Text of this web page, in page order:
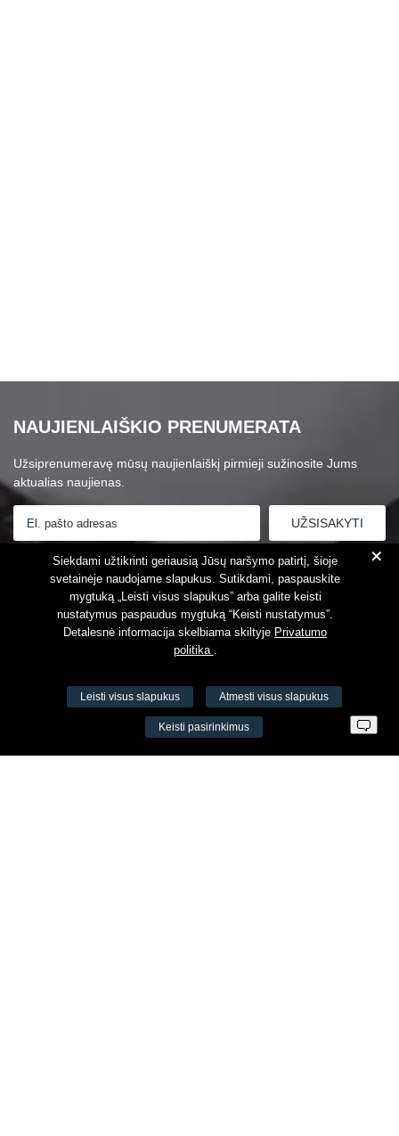
NAUJIENLAIŠKIO PRENUMERATA
Užsiprenumeravę mūsų naujienlaiškį pirmieji sužinosite Jums
aktualias naujienas.
Susipažinau suPrivatumo politika
VŠĮ Fitneso mokymo centras AEROMIX
+
Siekdami užtikrinti geriausią Jūsų naršymo patirtį, šioje
svetainėje naudojame slapukus. Sutikdami, paspauskite
mygtuką „Leisti visus slapukus” arba galite keisti
nustatymus paspaudus mygtuką “Keisti nustatymus”.
Detalesnė informacija skelbiama skiltyje Privatumo
politika .
Leisti visus slapukus Atmesti visus slapukus
Keisti pasirinkimus